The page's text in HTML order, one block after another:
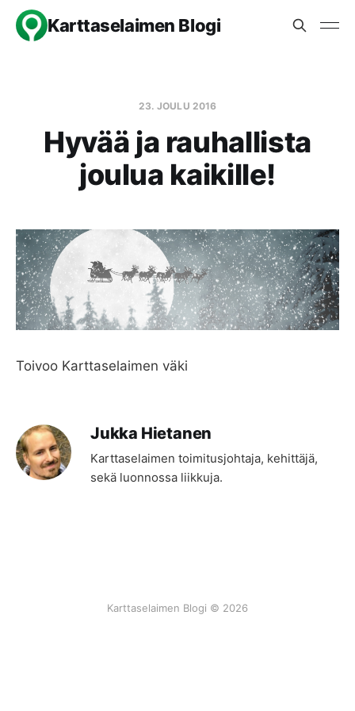
Karttaselaimen Blogi
23. JOULU 2016
Hyvää ja rauhallista
joulua kaikille!
Toivoo Karttaselaimen väki
Jukka Hietanen
Karttaselaimen toimitusjohtaja, kehittäjä,
sekä luonnossa liikkuja.
Karttaselaimen Blogi © 2026